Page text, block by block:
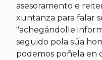
asesoramento e
xuntanza para falar
"achegándolle
seguido pola súa
podemos poñela en